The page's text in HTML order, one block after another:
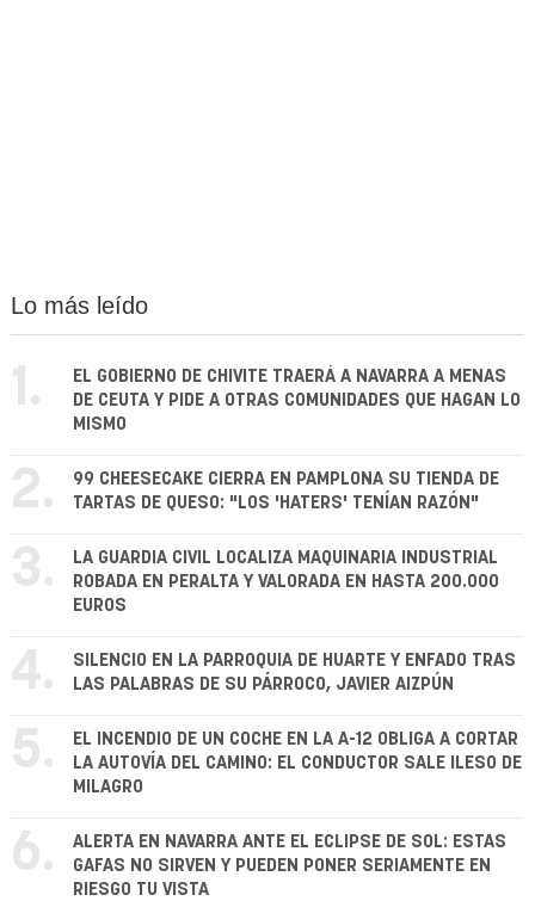
Lo más leído
1.
EL GOBIERNO DE CHIVITE TRAERÁ A NAVARRA A MENAS
DE CEUTA Y PIDE A OTRAS COMUNIDADES QUE HAGAN LO
MISMO
2.
99 CHEESECAKE CIERRA EN PAMPLONA SU TIENDA DE
TARTAS DE QUESO: "LOS 'HATERS' TENÍAN RAZÓN"
3.
LA GUARDIA CIVIL LOCALIZA MAQUINARIA INDUSTRIAL
ROBADA EN PERALTA Y VALORADA EN HASTA 200.000
EUROS
4.
SILENCIO EN LA PARROQUIA DE HUARTE Y ENFADO TRAS
LAS PALABRAS DE SU PÁRROCO, JAVIER AIZPÚN
5.
EL INCENDIO DE UN COCHE EN LA A-12 OBLIGA A CORTAR
LA AUTOVÍA DEL CAMINO: EL CONDUCTOR SALE ILESO DE
MILAGRO
6.
ALERTA EN NAVARRA ANTE EL ECLIPSE DE SOL: ESTAS
GAFAS NO SIRVEN Y PUEDEN PONER SERIAMENTE EN
RIESGO TU VISTA